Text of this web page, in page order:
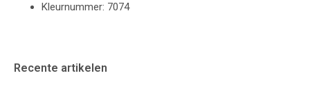
Kleurnummer: 7074
Recente artikelen